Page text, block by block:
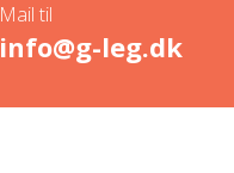
Mail til
info@g-leg.dk